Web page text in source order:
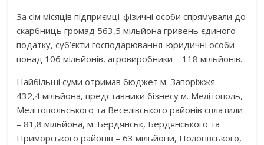
За сім місяців підприємці-фізичні особи спрямували до
скарбниць громад 563,5 мільйона гривень єдиного
податку, суб’єкти господарювання-юридичні особи –
понад 106 мільйонів, агровиробники – 118 мільйонів.
Найбільші суми отримав бюджет м. Запоріжжя –
432,4 мільйона, представники бізнесу м. Мелітополь,
Мелітопольського та Веселівського районів сплатили
– 81,8 мільйона, м. Бердянськ, Бердянського та
Приморського районів – 63 мільйони, Пологівського,